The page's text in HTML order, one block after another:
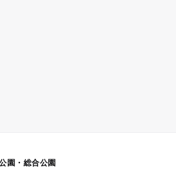
園・総合公園